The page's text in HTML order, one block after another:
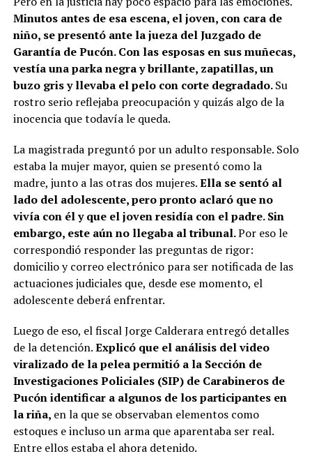
Minutos antes de esa escena, el joven, con cara de
niño, se presentó ante la jueza del Juzgado de
Garantía de Pucón. Con las esposas en sus muñecas,
vestía una parka negra y brillante, zapatillas, un
buzo gris y llevaba el pelo con corte degradado.Su
rostro serio reflejaba preocupación y quizás algo de la
inocencia que todavía le queda.
La magistrada preguntó por un adulto responsable. Solo
estaba la mujer mayor, quien se presentó como la
madre, junto a las otras dos mujeres.Ella se sentó al
lado del adolescente, pero pronto aclaró que no
vivía con él y que el joven residía con el padre. Sin
embargo, este aún no llegaba al tribunal.Por eso le
correspondió responder las preguntas de rigor:
domicilio y correo electrónico para ser notificada de las
actuaciones judiciales que, desde ese momento, el
adolescente deberá enfrentar.
Luego de eso, el fiscal Jorge Calderara entregó detalles
de la detención.Explicó que el análisis del video
viralizado de la pelea permitió a la Sección de
Investigaciones Policiales (SIP) de Carabineros de
Pucón identificar a algunos de los participantes en
la riña, en la que se observaban elementos como
estoques e incluso un arma que aparentaba ser real.
Entre ellos estaba el ahora detenido.